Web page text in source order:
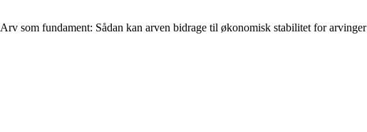
Arv som fundament: Sådan kan arven bidrage til økonomisk stabilitet for arvinger